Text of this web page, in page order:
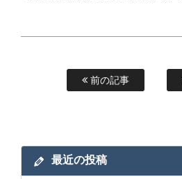
前の記事
最近の投稿